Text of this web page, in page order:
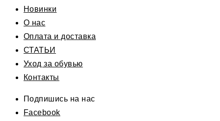
Новинки
О нас
Оплата и доставка
СТАТЬИ
Уход за обувью
Контакты
Подпишись на нас
Facebook